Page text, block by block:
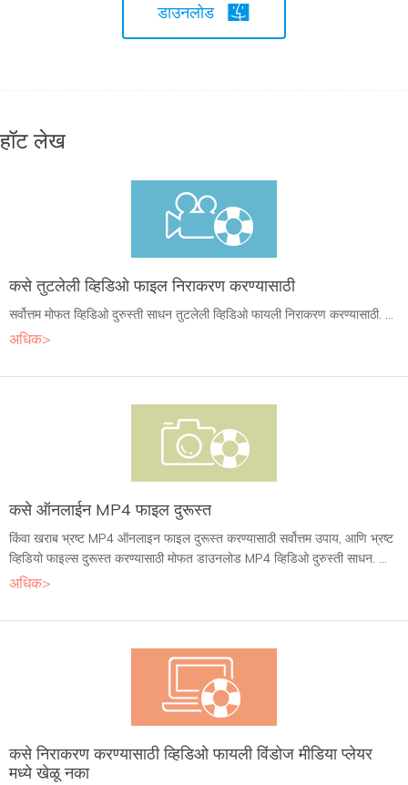
डाउनलोड
हॉट लेख
कसे तुटलेली व्हिडिओ फाइल निराकरण करण्यासाठी
सर्वोत्तम मोफत व्हिडिओ दुरुस्ती साधन तुटलेली व्हिडिओ फायली निराकरण करण्यासाठी. ...
अधिक>
कसे ऑनलाईन MP4 फाइल दुरूस्त
किंवा खराब भ्रष्ट MP4 ऑनलाइन फाइल दुरूस्त करण्यासाठी सर्वोत्तम उपाय, आणि भ्रष्ट
व्हिडियो फाइल्स दुरूस्त करण्यासाठी मोफत डाउनलोड MP4 व्हिडिओ दुरुस्ती साधन. ...
अधिक>
कसे निराकरण करण्यासाठी व्हिडिओ फायली विंडोज मीडिया प्लेयर
मध्ये खेळू नका